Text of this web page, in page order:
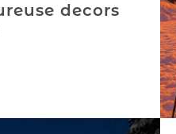
decors